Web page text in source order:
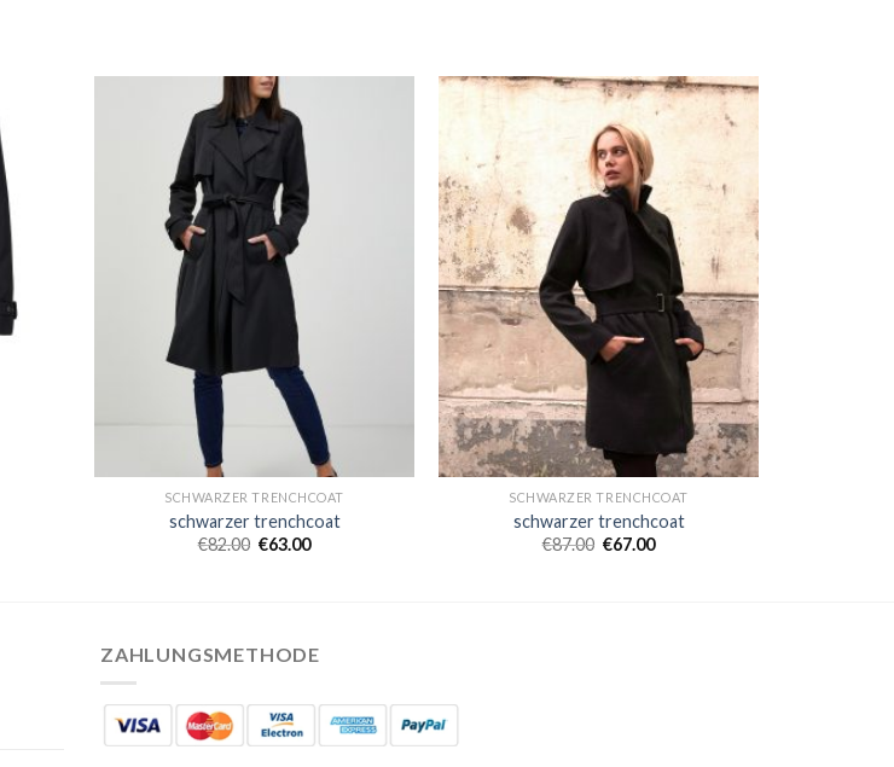
SCHWARZER TRENCHCOAT
schwarzer trenchcoat
€82.00 €63.00
SCHWARZER TRENCHCOAT
schwarzer trenchcoat
€87.00 €67.00
ZAHLUNGSMETHODE